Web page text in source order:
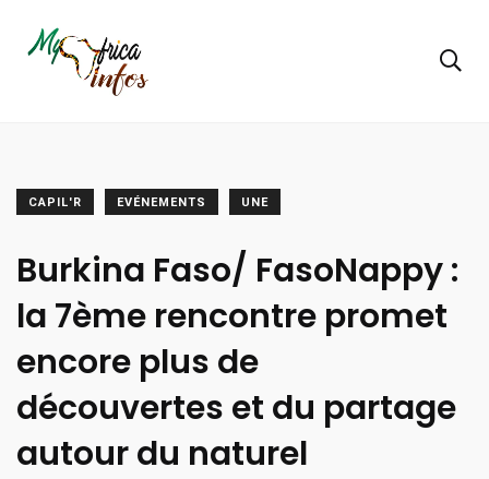
CAPIL'R EVÉNEMENTS UNE
Burkina Faso/ FasoNappy :
la 7ème rencontre promet
encore plus de
découvertes et du partage
autour du naturel